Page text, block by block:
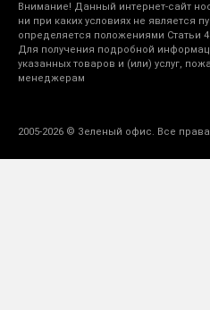
Внимание! Данный интернет-сайт
ни при каких условиях не является
определяется положениями Статьи
Для получения подробной
указанных товаров и (или) услуг,
менеджерам
2005-2026 © Зеленый офис. Все